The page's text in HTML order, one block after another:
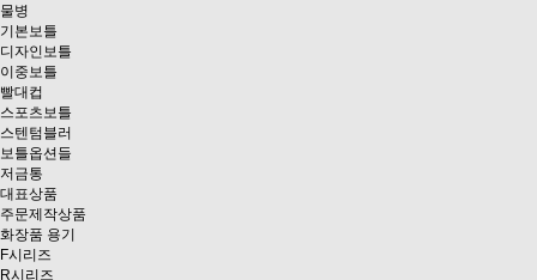
물병
기본보틀
디자인보틀
이중보틀
빨대컵
스포츠보틀
스텐텀블러
보틀옵션들
저금통
대표상품
주문제작상품
화장품 용기
F시리즈
R시리즈